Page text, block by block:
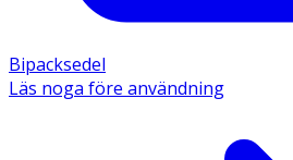
Bipacksedel
Läs noga före användning